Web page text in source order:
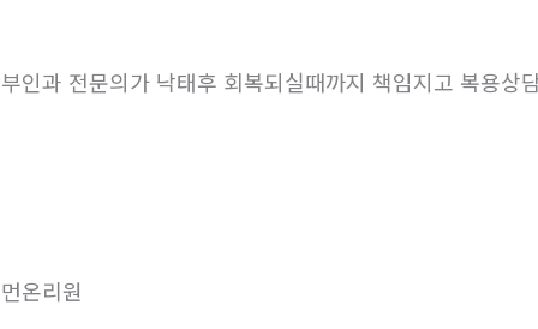
인과 전문의가 낙태후 회복되실때까지 책임지고 복용상
온리원